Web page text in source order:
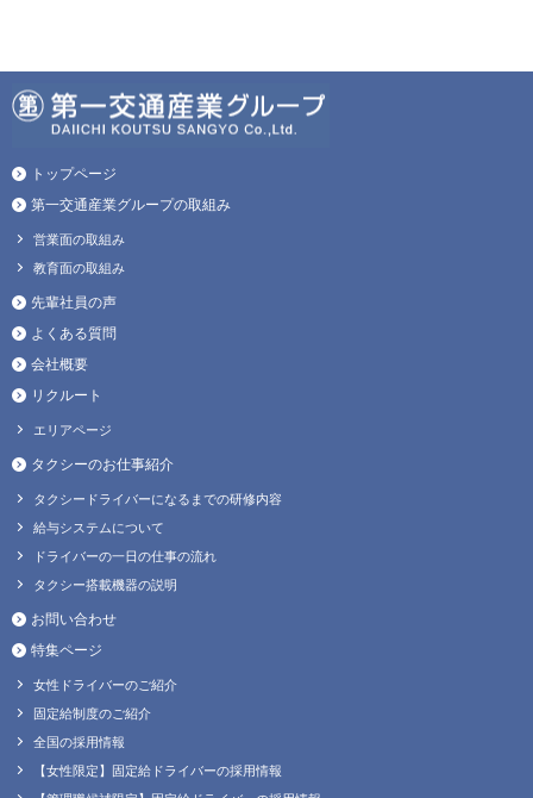
トップページ
第一交通産業グループの取組み
営業面の取組み
教育面の取組み
先輩社員の声
よくある質問
会社概要
リクルート
エリアページ
タクシーのお仕事紹介
タクシードライバーになるまでの研修内容
給与システムについて
ドライバーの一日の仕事の流れ
タクシー搭載機器の説明
お問い合わせ
特集ページ
女性ドライバーのご紹介
固定給制度のご紹介
全国の採用情報
【女性限定】固定給ドライバーの採用情報